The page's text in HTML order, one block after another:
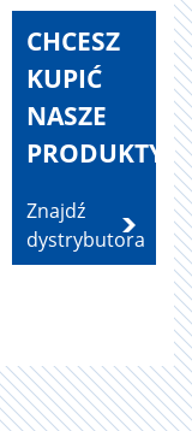
CHCESZ
KUPIĆ
NASZE
PRODUKTY?
Znajdź
dystrybutora